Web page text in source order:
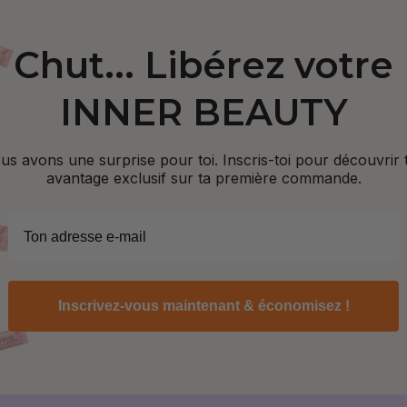
Chut... Libérez votre
INNER BEAUTY
avons une surprise pour toi. Inscris-toi pour découvrir
avantage exclusif sur ta première commande.
Inscrivez-vous maintenant & économisez !